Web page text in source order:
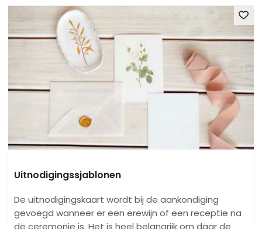
Uitnodigingssjablonen
De uitnodigingskaart wordt bij de aankondiging
gevoegd wanneer er een erewijn of een receptie na
de ceremonie is. Het is heel belangrijk om daar de